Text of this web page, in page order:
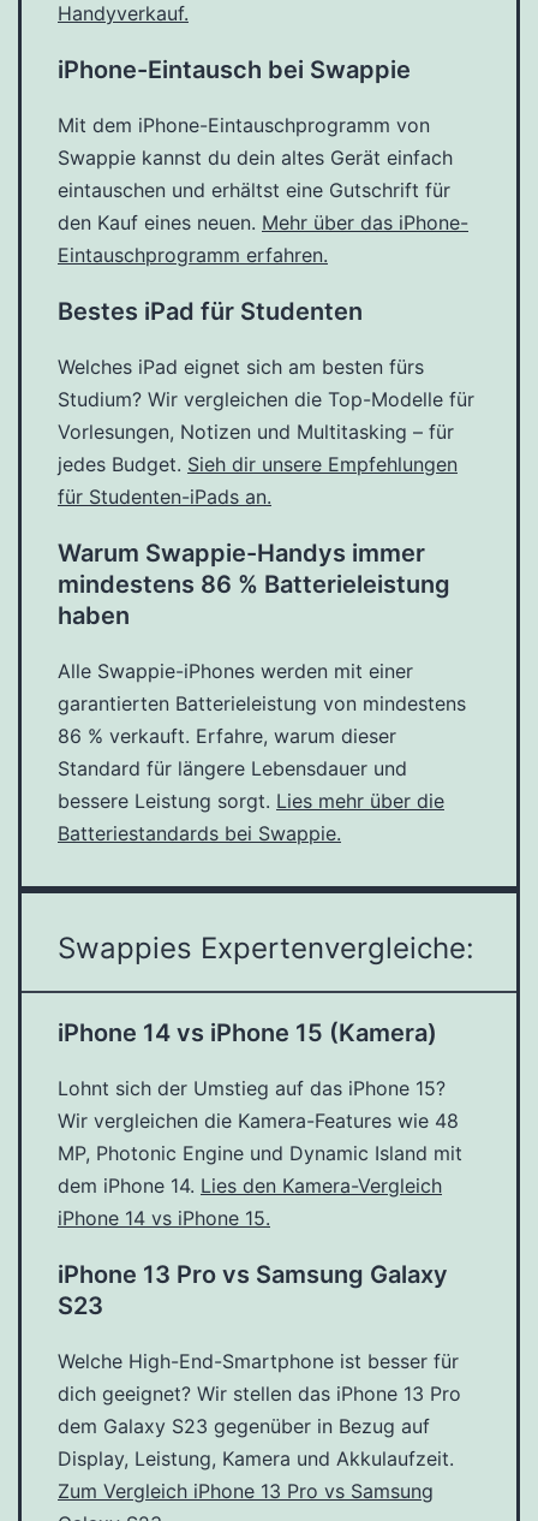
Handyverkauf.
iPhone-Eintausch bei Swappie
Mit dem iPhone-Eintauschprogramm von
Swappie kannst du dein altes Gerät einfach
eintauschen und erhältst eine Gutschrift für
den Kauf eines neuen. Mehr über das iPhone-
Eintauschprogramm erfahren.
Bestes iPad für Studenten
Welches iPad eignet sich am besten fürs
Studium? Wir vergleichen die Top-Modelle für
Vorlesungen, Notizen und Multitasking – für
jedes Budget. Sieh dir unsere Empfehlungen
für Studenten-iPads an.
Warum Swappie-Handys immer
mindestens 86 % Batterieleistung
haben
Alle Swappie-iPhones werden mit einer
garantierten Batterieleistung von mindestens
86 % verkauft. Erfahre, warum dieser
Standard für längere Lebensdauer und
bessere Leistung sorgt. Lies mehr über die
Batteriestandards bei Swappie.
Swappies Expertenvergleiche:
iPhone 14 vs iPhone 15 (Kamera)
Lohnt sich der Umstieg auf das iPhone 15?
Wir vergleichen die Kamera-Features wie 48
MP, Photonic Engine und Dynamic Island mit
dem iPhone 14. Lies den Kamera-Vergleich
iPhone 14 vs iPhone 15.
iPhone 13 Pro vs Samsung Galaxy
S23
Welche High-End-Smartphone ist besser für
dich geeignet? Wir stellen das iPhone 13 Pro
dem Galaxy S23 gegenüber in Bezug auf
Display, Leistung, Kamera und Akkulaufzeit.
Zum Vergleich iPhone 13 Pro vs Samsung